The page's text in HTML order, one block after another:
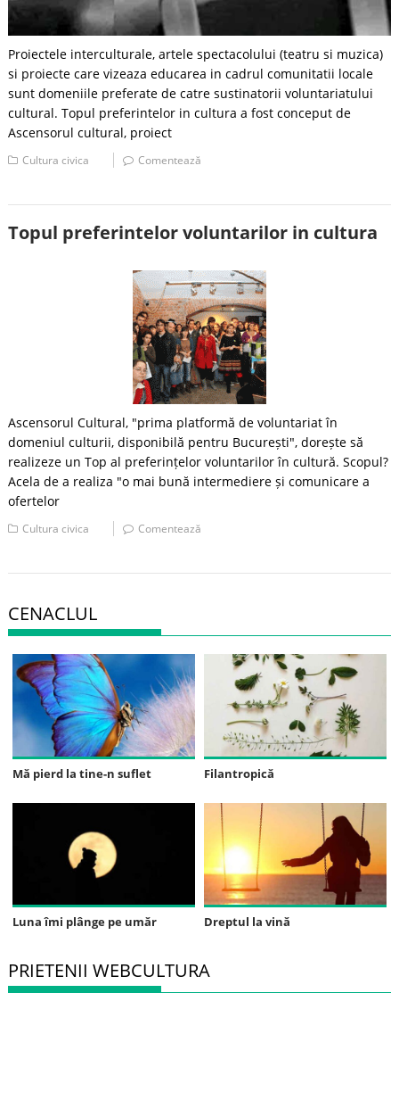
Proiectele interculturale, artele spectacolului (teatru si muzica)
si proiecte care vizeaza educarea in cadrul comunitatii locale
sunt domeniile preferate de catre sustinatorii voluntariatului
cultural. Topul preferintelor in cultura a fost conceput de
Ascensorul cultural, proiect
Cultura civica Comentează
Topul preferintelor voluntarilor in cultura
Ascensorul Cultural, "prima platformă de voluntariat în
domeniul culturii, disponibilă pentru București", dorește să
realizeze un Top al preferințelor voluntarilor în cultură. Scopul?
Acela de a realiza "o mai bună intermediere și comunicare a
ofertelor
Cultura civica Comentează
CENACLUL
Mă pierd la tine-n suflet Filantropică
Luna îmi plânge pe umăr Dreptul la vină
PRIETENII WEBCULTURA